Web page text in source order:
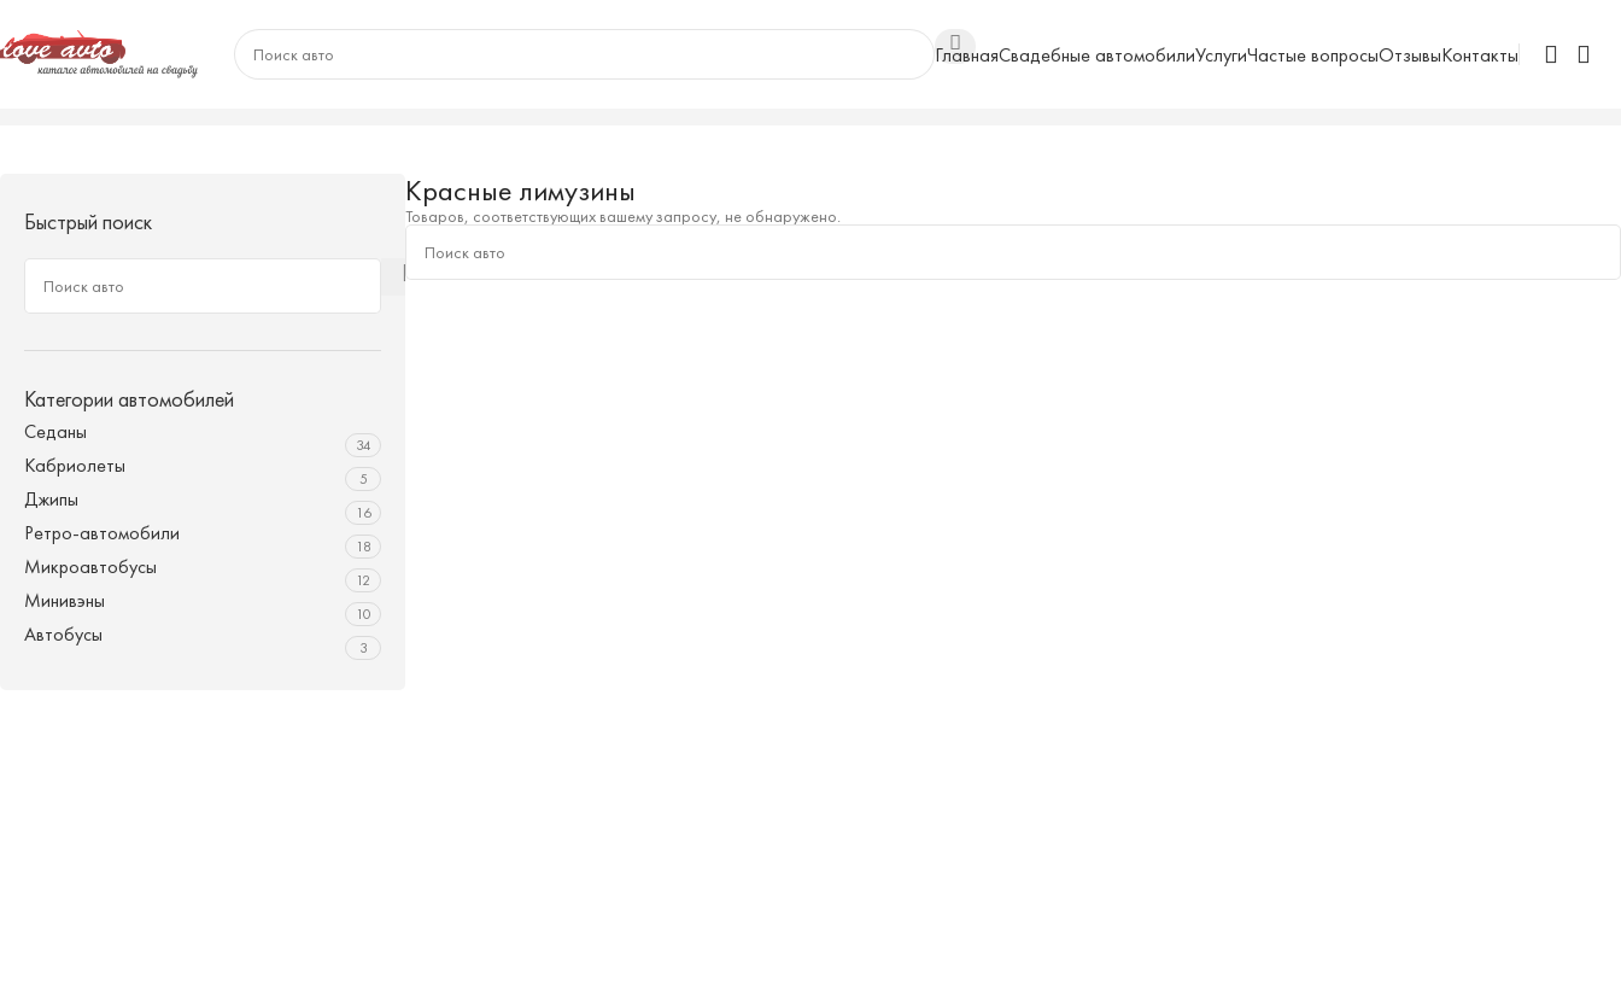
ГлавнаяСвадебные автомобилиУслугиЧастые вопросыОтзывыКонтакты
Быстрый поиск
Категории автомобилей
Седаны
34
Кабриолеты
5
Джипы
16
Ретро-автомобили
18
Микроавтобусы
12
Минивэны
10
Автобусы
3
Красные лимузины
Товаров, соответствующих вашему запросу, не обнаружено.